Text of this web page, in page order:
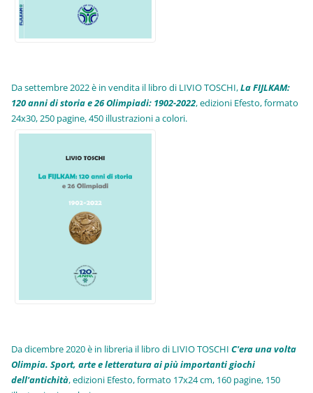
Da settembre 2022 è in vendita il libro di LIVIO TOSCHI,La FIJLKAM:
120 anni di storia e 26 Olimpiadi: 1902-2022, edizioni Efesto, formato
24x30, 250 pagine, 450 illustrazioni a colori.
Da dicembre 2020 è in libreria il libro di LIVIO TOSCHIC'era una volta
Olimpia. Sport, arte e letteratura ai più importanti giochi
dell'antichità,edizioni Efesto, formato 17x24 cm, 160 pagine, 150